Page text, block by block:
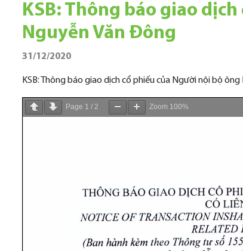
KSB: Thông báo giao
Nguyễn Văn Đông
31/12/2020
KSB: Thông báo giao dịch cổ phiếu của Người nội bộ
Page 1 / 2 Zoom 100%